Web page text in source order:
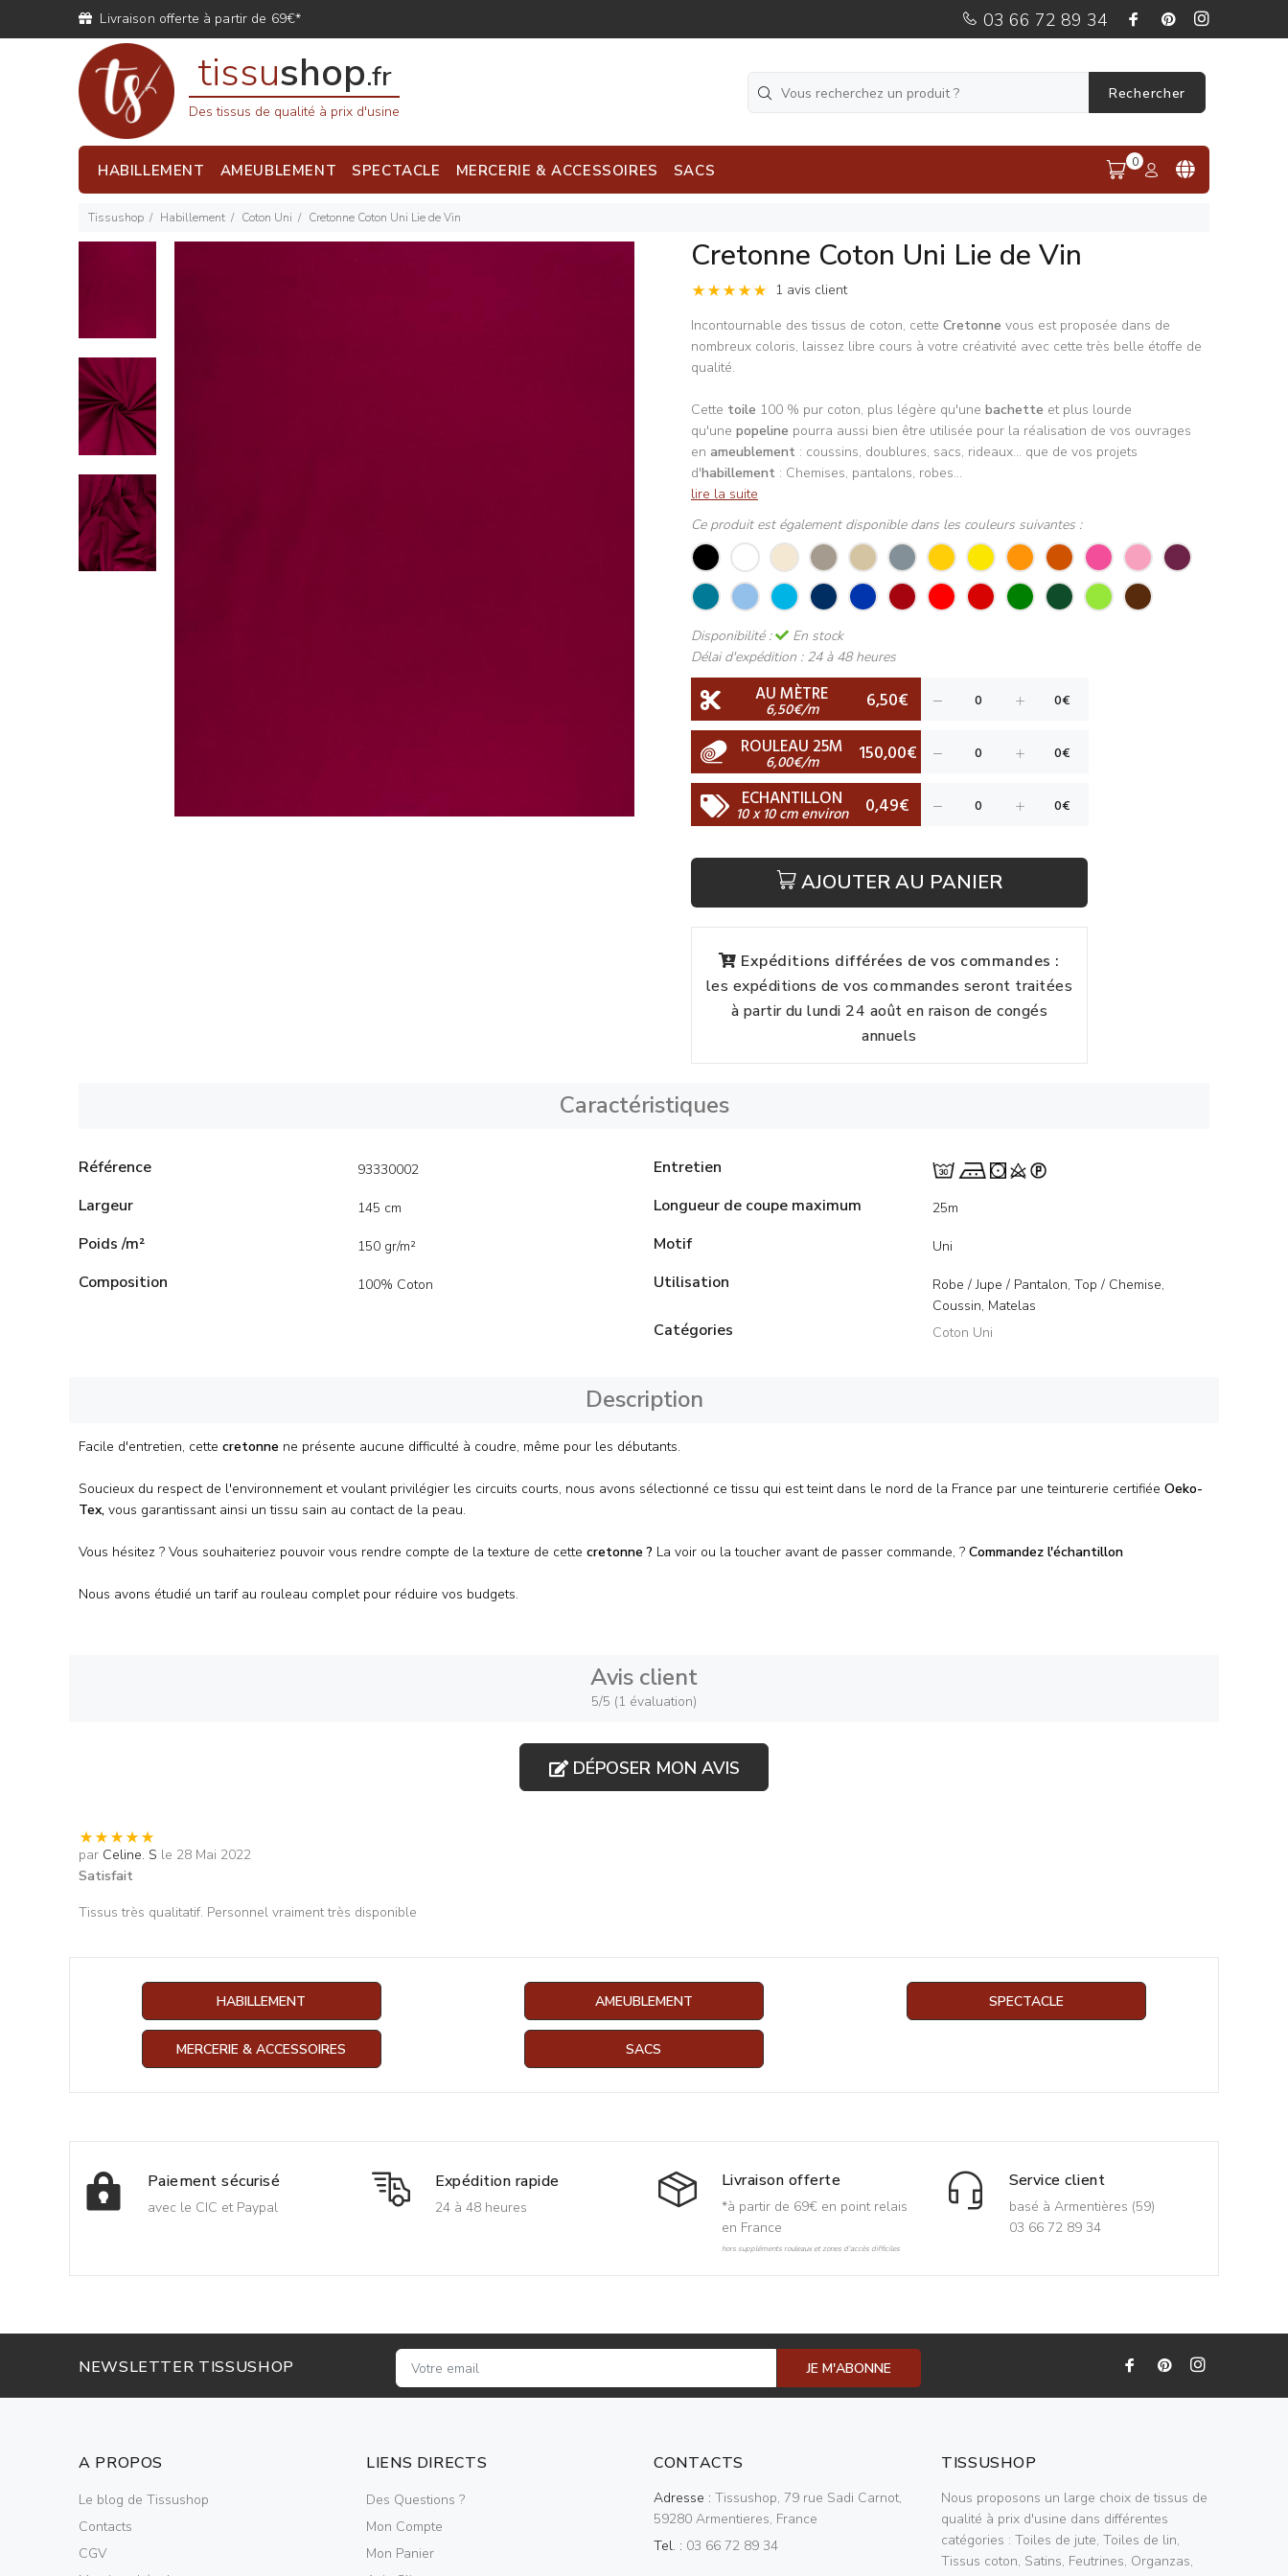
Livraison offerte à partir de 69€* 03 66 72 89 34
tissushop.fr
Des tissus de qualité à prix d'usine
Rechercher
HABILLEMENT AMEUBLEMENT SPECTACLE MERCERIE & ACCESSOIRES SACS 0
Tissushop Habillement Coton Uni Cretonne Coton Uni Lie de Vin
Cretonne Coton Uni Lie de Vin
1 avis client
Incontournable des tissus de coton, cette Cretonne vous est proposée dans de
nombreux coloris, laissez libre cours à votre créativité avec cette très belle étoffe de
qualité.
Cette toile 100 % pur coton, plus légère qu'une bachette et plus lourde
qu'une popeline pourra aussi bien être utilisée pour la réalisation de vos ouvrages
en ameublement : coussins, doublures, sacs, rideaux... que de vos projets
d'habillement : Chemises, pantalons, robes...
lire la suite
Ce produit est également disponible dans les couleurs suivantes :
Disponibilité :
En stock
Délai d'expédition : 24 à 48 heures
AU MÈTRE
6,50€/m 6,50€
ROULEAU 25M
6,00€/m 150,00€
ECHANTILLON
10 x 10 cm environ 0,49€
AJOUTER AU PANIER
Expéditions différées de vos commandes :
les expéditions de vos commandes seront traitées
à partir du lundi 24 août en raison de congés
annuels
Caractéristiques
Référence 93330002
Largeur 145 cm
Poids /m² 150 gr/m²
Composition 100% Coton
Entretien
Longueur de coupe maximum
25m
Motif Uni
Utilisation
Robe / Jupe / Pantalon, Top / Chemise,
Coussin, Matelas
Catégories Coton Uni
Description
Facile d'entretien, cette cretonne ne présente aucune difficulté à coudre, même pour les débutants.
Soucieux du respect de l'environnement et voulant privilégier les circuits courts, nous avons sélectionné ce tissu qui est teint dans le nord de la France par une teinturerie certifiée Oeko-
Tex, vous garantissant ainsi un tissu sain au contact de la peau.
Vous hésitez ? Vous souhaiteriez pouvoir vous rendre compte de la texture de cette cretonne ? La voir ou la toucher avant de passer commande, ? Commandez l'échantillon
Nous avons étudié un tarif au rouleau complet pour réduire vos budgets.
Avis client
5/5 (1 évaluation)
DÉPOSER MON AVIS
par Celine. S le 28 Mai 2022
Satisfait
Tissus très qualitatif. Personnel vraiment très disponible
HABILLEMENT AMEUBLEMENT SPECTACLE
MERCERIE & ACCESSOIRES SACS
Paiement sécurisé
avec le CIC et Paypal
Expédition rapide
24 à 48 heures
Livraison offerte
*à partir de 69€ en point relais
en France
hors suppléments rouleaux et zones d'accès difficiles
Service client
basé à Armentières (59)
03 66 72 89 34
NEWSLETTER TISSUSHOP JE M'ABONNE
A PROPOS
Le blog de Tissushop
Contacts
CGV
LIENS DIRECTS
Des Questions ?
Mon Compte
Mon Panier
CONTACTS
Adresse : Tissushop, 79 rue Sadi Carnot,
59280 Armentieres, France
Tel. : 03 66 72 89 34
TISSUSHOP
Nous proposons un large choix de tissus de
qualité à prix d'usine dans différentes
catégories : Toiles de jute, Toiles de lin,
Tissus coton, Satins, Feutrines, Organzas,